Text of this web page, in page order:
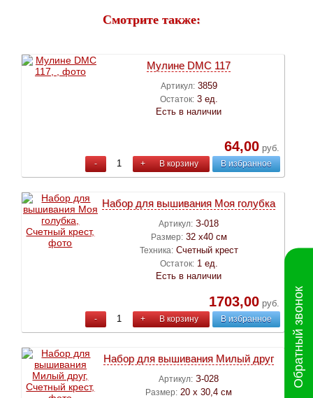
Смотрите также:
Мулине DMC 117
Артикул: 3859
Остаток: 3 ед.
Есть в наличии
64,00руб.
- + В корзину В избранное
Набор для вышивания Моя голубка
Артикул: З-018
Размер: 32 х40 см
Техника: Счетный крест
Остаток: 1 ед.
Есть в наличии
1703,00руб.
- + В корзину В избранное
Набор для вышивания Милый друг
Артикул: З-028
Размер: 20 х 30,4 см
Обратный звонок